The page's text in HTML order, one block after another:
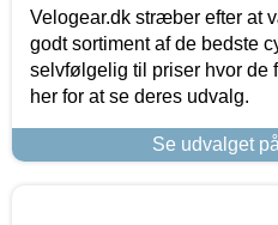
Velogear.dk stræber efter at
godt sortiment af de bedste
selvfølgelig til priser hvor de
her for at se deres udvalg.
Se udvalget